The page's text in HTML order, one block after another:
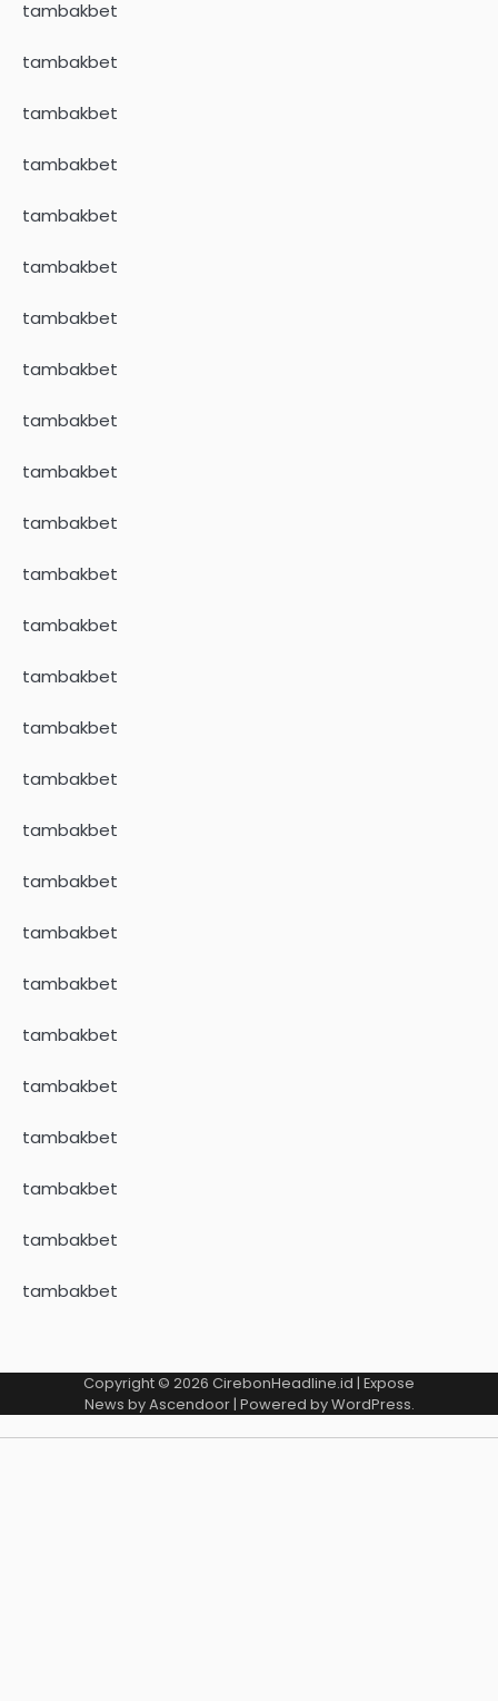
tambakbet
tambakbet
tambakbet
tambakbet
tambakbet
tambakbet
tambakbet
tambakbet
tambakbet
tambakbet
tambakbet
tambakbet
tambakbet
tambakbet
tambakbet
tambakbet
tambakbet
tambakbet
tambakbet
tambakbet
tambakbet
tambakbet
tambakbet
tambakbet
tambakbet
tambakbet
Copyright © 2026 CirebonHeadline.id | Expose
News byAscendoor| Powered byWordPress.